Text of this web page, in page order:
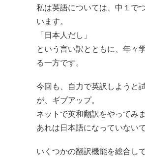
私は英語については、中１で
います。
「日本人だし」
という言い訳とともに、年々
る一方です。
今回も、自力で英訳しようと
が、ギブアップ。
ネットで英和翻訳をやってみ
あれは日本語になっていない
いくつかの翻訳機能を総合し